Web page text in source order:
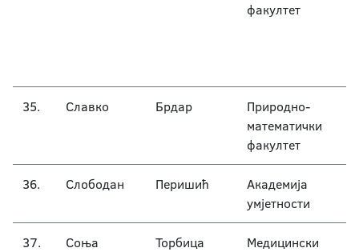
факултет
35. Славко Брдар
Природно-
математички
факултет
36. Слободан Перишић
Академија
умјетности
37. Соња Торбица
Медицински